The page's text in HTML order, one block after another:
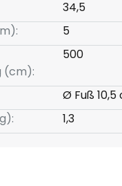
34,5
5
(cm):
500
Ø Fuß
1,3